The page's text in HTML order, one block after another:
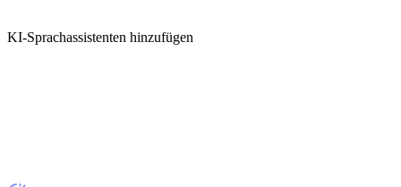
KI-Sprachassistenten hinzufügen